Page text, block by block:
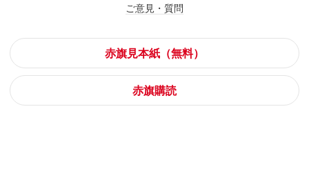
ご意見・質問
赤旗見本紙（無料）
赤旗購読